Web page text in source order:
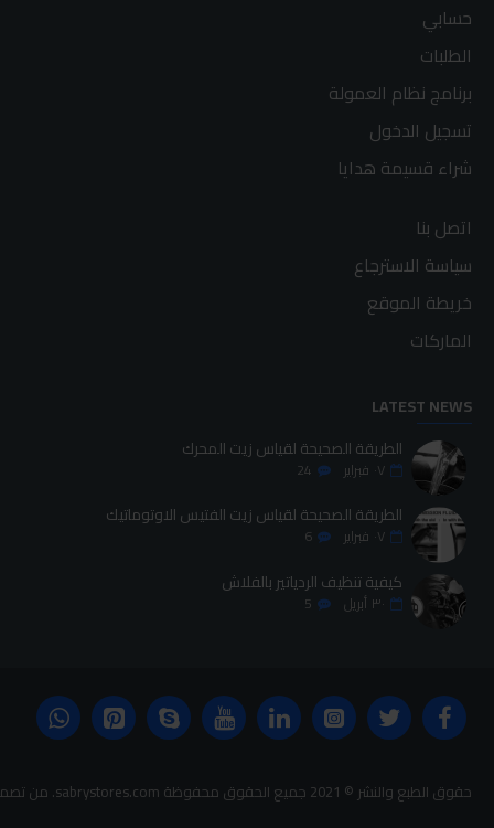
حسابي
الطلبات
برنامج نظام العمولة
تسجيل الدخول
شراء قسيمة هدايا
اتصل بنا
سياسة الاسترجاع
خريطة الموقع
الماركات
LATEST NEWS
الطريقة الصحيحة لقياس زيت المحرك
٠٧ فبراير 24
الطريقة الصحيحة لقياس زيت الفتيس الاوتوماتيك
٠٧ فبراير 6
كيفية تنظيف الردياتير بالفلاش
٣٠ أبريل 5
حقوق الطبع والنشر © 2021 جميع الحقوق محفوظة sabrystores.com. من تصميم-